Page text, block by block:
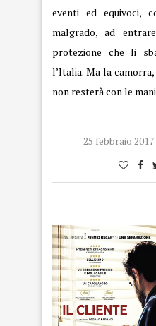
eventi ed equivoci,
malgrado, ad
protezione che li
l’Italia. Ma la
non resterà con le
25 febbraio 2017